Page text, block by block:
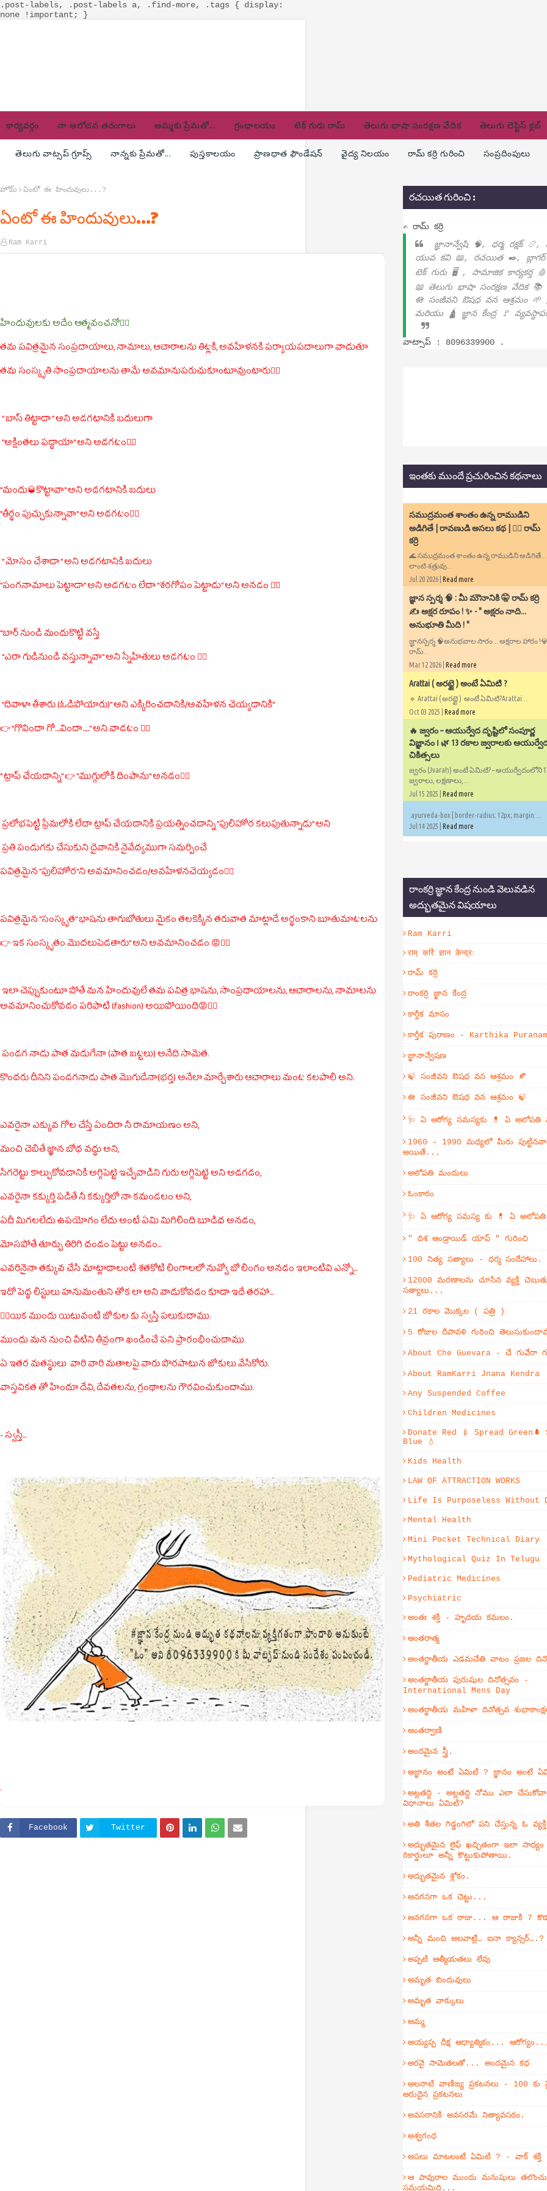
.post-labels, .post-labels a, .find-more, .tags { display:
none !important; }
కార్యవర్గం నా ఆలోచన తరంగాలు అమ్మకు ప్రేమతో... గ్రంథాలయం టెక్ గురు రామ్ తెలుగు భాషా సంరక్షణ వేదిక తెలుగు లెఫ్టిస్ క్లబ్
తెలుగు వాట్సప్ గ్రూప్స్ నాన్నకు ప్రేమతో... పుస్తకాలయం ప్రాణధాత ఫౌండేషన్ వైద్య నిలయం రామ్ కర్రి గురించి సంప్రదింపులు
హోమ్ ఏంటో ఈ హిందువులు...?
ఏంటో ఈ హిందువులు...?
Ram Karri
హిందువులకు అదేం ఆత్మవంచనో🤦‍♂️
తమ పవిత్రమైన సంప్రదాయాలు, నామాలు, ఆచారాలను తిట్లకి, అవహేళనకి పర్యాయపదాలుగా వాడుతూ
తమ సంస్కృతి సాంప్రదాయాలను తామే అవమానుపరుచుకూoటూవుంటారు🤦‍♂️
" బాస్ తిట్టాడా " అని అడగటానికి బదులుగా
"అక్షింతలు పడ్డాయా" అని అడగటం🤦‍♂️
"మందు🥃కొట్టావా" అని అడగటానికి బదులు
"తీర్ధం పుచ్చుకున్నావా" అని అడగటం🤦‍♂️
" మోసం చేశాడా " అని అడగటానికి బదులు
"పంగనామాలు పెట్టాడా" అని అడగటం లేదా "శఠగోపం పెట్టాడు" అని అనడం 🤦‍♂️
"బార్ నుండి మందుకొట్టి వస్తే
"ఎరా గుడినుండి వస్తున్నావా" అని స్నేహితులు అడగటం 🤦‍♂️
"దివాళా తీశారు (ఓడిపోయారు)" అని ఎక్కిరించడానికి/అవహేళన చెయ్యడానికి"
👉 "గొవిందా గో....విందా......" అని వాడటం 🤦‍♂️
" ట్రాప్ చేయడాన్ని" 👉 "ముగ్గులోకి దింపాను" అనడం🤦‍♂️
ప్రలోభపెట్టి ప్రేమలోకి లేదా ట్రాప్ చేయడానికి ప్రయత్నించడాన్ని "పులిహోర కలుపుతున్నాడు" అని
ప్రతి పండుగకు చేసుకుని దైవానికి నైవేద్యముగా సమర్పించే
పవిత్రమైన "పులిహోర"ని అవమానించడం/అవహేళనచెయ్యడం🤦‍♂️
పవిత్రమైన "సంస్కృత" భాషను తాగుబోతులు మైకం తలకెక్కిన తరువాత మాట్లాడే అర్ధంకాని బూతుమాటలను
👉 ఇక సంస్కృతం మొదలుపెడతారు" అని అవమానించడం 😡🤦‍♂️
ఇలా చెప్పుకుంటూ పోతే మన హిందువులే తమ పవిత్ర భాషను, సాంప్రదాయాలను, ఆచారాలను, నామాలను
అవమానించుకోవడం పరిపాటి (fashion) అయిపోయింది😡🤦‍♂️
పండగ నాడు పాత మడుగేనా (పాత బట్టలు) అనేది సామెత.
కొందరు దీనిని పండగనాడు పాత మొగుడేనా(భర్త) అనేలా మార్చేశారు ఆచారాలు మంట కలపాలి అని.
ఎవరైనా ఎక్కువ గోల చేస్తే ఏందిరా నీ రామాయణం అని,
మంచి చెబితే జ్ఞాన బోధ వద్దు అని,
సిగరెట్టు కాల్చుకోవడానికి అగ్గిపెట్టె ఇచ్చేవాడిని గురు అగ్గిపెట్టె అని అడగడం,
ఎవరైనా కక్కుర్తి పడితే నీ కక్కుర్తిలో నా కమండలం అని,
ఏదీ మిగలలేదు ఉపయోగం లేదు అంటే ఏమి మిగిలింది బూడిద అనడం,
మోసపోతే తూర్పు తిరిగి దండం పెట్టు అనడం...
ఎవరినైనా తక్కువ చేసి మాట్లాడాలంటే శతకోటి లింగాలలో నువ్వో బో లింగం అనడం ఇలాంటివి ఎన్నో...
ఇదో పెద్ద లిస్టులు హనుమంతుని తోక లా అని వాడుకోవడం కూడా ఇదే తరహా...
🤷‍♂️యిక ముందు యిటువంటి జోకుల కు స్వస్తి పలుకుదాము.
ముందు మన నుంచి వీటిని తీవ్రంగా ఖండించే పని ప్రారంభించుదాము.
ఏ ఇతర మతస్థులు వారి వారి మతాలపై వారు పొరపాటున జోకులు వేసికోరు.
వాస్తవికత తో హిందూ దేవి, దేవతలను, గ్రంథాలను గౌరవించుకుందాము.
- స్వస్తీ...
.
Facebook Twitter
రచయిత గురించి :
✍ రామ్ కర్రి
జ్ఞానాన్వేషి 🧠, ధర్మ రక్షక్ 📿,
యువ కవి 📖, రచయిత ✒️,
టెక్ గురు 🖥️ , సామాజిక కార్యకర్త
📖 తెలుగు భాషా సంరక్షణ వేదిక
🪷 సంజీవని ఔషధ వన ఆశ్రమం 🌱
మరియు 🛕 జ్ఞాన కేంద్ర 🚩
వాట్సాప్ : 8096339900 .
ఇంతకు ముందే ప్రచురించిన కథనాలు
సముద్రమంత శాంతం ఉన్న రాముడిని
అడిగితే | రావణుడి అసలు కథ | ✍🏻 రామ్
కర్రి
🌊 సముద్రమంత శాంతం ఉన్న రాముడిని
లాంటి శత్రువు...
Jul 20 2026 | Read more
​జ్ఞాన స్పర్శ 🧠 : మీ మౌనానికి 🤫 రామ్ కర్రి
✍️ అక్షర రూపం ! ✨ - ​" అక్షరం నాది...
అనుభూతి మీది ! "
జ్ఞానస్పర్శ 🧠అనుభవాల సారం... అక్షరాల హారం
రామ్...
Mar 12 2026 | Read more
Arattai ( అరట్టై ) అంటే ఏమిటి ?
🔹 Arattai ( అరట్టై ) అంటే ఏమిటి?Arattai...
Oct 03 2025 | Read more
🔥 జ్వరం – ఆయుర్వేద దృష్టిలో సంపూర్ణ
విజ్ఞానం ౹ 🌿 13 రకాల జ్వరాలకు
చికిత్సలు
జ్వరం (Jvaraḥ) అంటే ఏమిటి? – ఆయుర్వేదంలోని
జ్వరాలు, లక్షణాలు,...
Jul 15 2025 | Read more
.ayurveda-box { border-radius: 12px; margin:...
Jul 14 2025 | Read more
రాంకర్రి జ్ఞాన కేంద్ర నుండి వెలువడిన
అద్భుతమైన విషయాలు
Ram Karri
राम् कर्रि ज्ञान केन्द्रः
రామ్ కర్రి
రాంకర్రి జ్ఞాన కేంద్ర
కార్తీక మాసం
కార్తీక పురాణం - Karthika Puranam
జ్ఞానాన్వేషణ
🍃 సంజీవని ఔషధ వన ఆశ్రమం 🍂
🪷 సంజీవని ఔషధ వన ఆశ్రమం 🍃
🩺 ఏ ఆరోగ్య సమస్యకు 💊 ఏ అలోపతి
1960 - 1990 మధ్యలో మీరు
అయితే...
అలోపతి మందులు
ఓంకారం
🩺 ఏ ఆరోగ్య సమస్య కు 💊 ఏ
" దిశ ఆండ్రాయిడ్ యాప్ " గురించి
100 నిత్య సత్యాలు - ధర్మ సందేహాలు.
12000 మరణాలను చూసిన వ్యక్తి
సత్యాలు...
21 రకాల మొక్కల ( పత్రి )
5 రోజుల దీపావళి గురించి
About Che Guevara - చే గువేరా
About RamKarri Jnana Kendra
Any Suspended Coffee
Children Medicines
Donate Red 💉 Spread Green🌲
Blue 💧
Kids Health
LAW OF ATTRACTION WORKS
Life Is Purposeless Without
Mental Health
Mini Pocket Technical Diary
Mythological Quiz In Telugu
Pediatric Medicines
Psychiatric
అంతః శక్తి - హృదయ కమలం.
అంతరాత్మ
అంతర్జాతీయ ఎడమచేతి వాటం ప్రజల
అంతర్జాతీయ పురుషుల దినోత్సవం -
International Mens Day
అంతర్జాతీయ మహిళా దినోత్సవ
అంతర్వాణి
అందమైన స్త్రీ.
అజ్ఞానం అంటే ఏమిటి ? జ్ఞానం అంటే
అట్లతద్ది - అట్లతద్ది నోము ఎలా
విధానాలు ఏమిటి?
అతి శీతల గిడ్డంగిలో పని చేస్తున్న ఓ
అద్భుతమైన లైఫ్ ఖచ్చితంగా ఇలా
రికార్డులూ అన్నీ కొట్టుకుపోతాయి.
అద్భుతమైన శ్లోకం.
అనగనగా ఒక చెట్టు...
అనగనగా ఒక రాజు... ఆ రాజుకి 7
అన్నీ మంచి అలవాట్లే… ఐనా క్యాన్సర్….?
అప్పటి ఆత్మీయతలు లేవు
అమృత బిందువులు
అమృత వాక్కులు
అమ్మ
అయ్యప్ప దీక్ష ఆధ్యాత్మికం...
అరవై సామెతలతో... అందమైన కథ
అలనాటి వాణిజ్య ప్రకటనలు - 100
అరుదైన ప్రకటనలు
అవసరానికి అవసరమే నిత్యావసరం.
అశ్వగంధ
అసలు మాటలంటే ఏమిటి ? - వాక్ శక్తి
ఆ పావురాల ముందు మనుషులు
సమయమిది...